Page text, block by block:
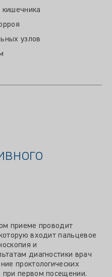
узлов
приеме проводит
входит пальцевое
и
диагностики врач
проктологических
при первом посещении.